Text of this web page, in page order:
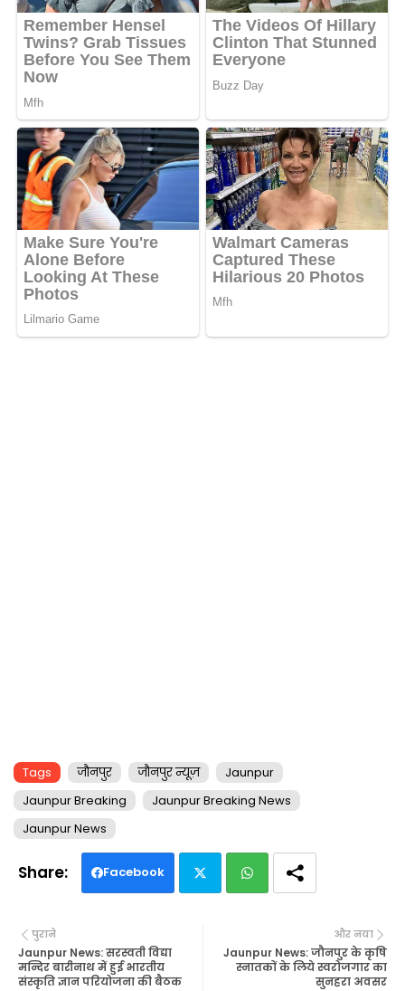
Tags जौनपुर जौनपुर न्यूज़
Jaunpur
Jaunpur Breaking
Jaunpur Breaking News
Jaunpur News
Facebook
ats
और नया
Jaunpur News: जौनपुर के कृषि
स्नातकों के लिये स्वरोजगार का
सुनहरा अवसर
पुराने
Jaunpur News: सरस्वती विद्या
मन्दिर बारीनाथ में हुई भारतीय
संस्कृति ज्ञान परियोजना की बैठक